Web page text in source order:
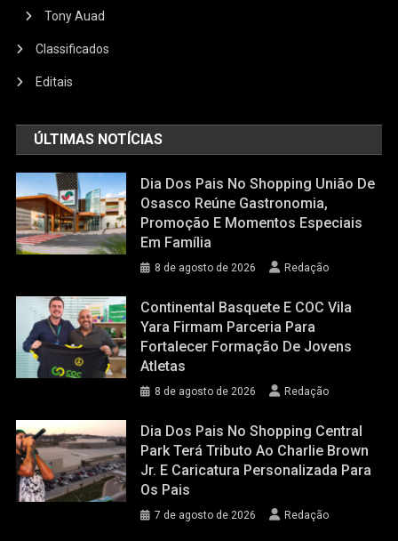
Tony Auad
Classificados
Editais
ÚLTIMAS NOTÍCIAS
Dia Dos Pais No Shopping União De
Osasco Reúne Gastronomia,
Promoção E Momentos Especiais
Em Família
8 de agosto de 2026 Redação
Continental Basquete E COC Vila
Yara Firmam Parceria Para
Fortalecer Formação De Jovens
Atletas
8 de agosto de 2026 Redação
Dia Dos Pais No Shopping Central
Park Terá Tributo Ao Charlie Brown
Jr. E Caricatura Personalizada Para
Os Pais
7 de agosto de 2026 Redação